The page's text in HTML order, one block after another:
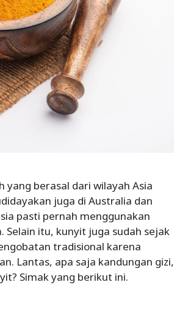
berasal dari wilayah Asia
juga di Australia dan
pasti pernah menggunakan
Selain itu, kunyit juga sudah sejak
tradisional karena
Lantas, apa saja kandungan gizi,
Simak yang berikut ini.